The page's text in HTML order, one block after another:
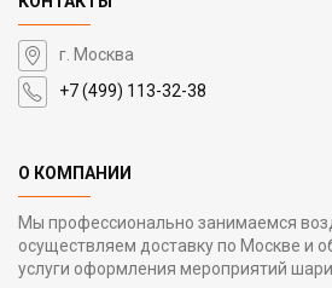
г. Москва
+7 (499) 113-32-38
О КОМПАНИИ
Мы профессионально занимаемся
осуществляем доставку по Москве и
услуги оформления мероприятий